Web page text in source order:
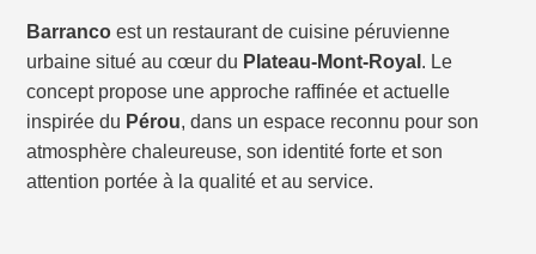
Barranco est un restaurant de cuisine péruvienne
urbaine situé au cœur du Plateau-Mont-Royal . Le
concept propose une approche raffinée et actuelle
inspirée du Pérou, dans un espace reconnu pour son
atmosphère chaleureuse, son identité forte et son
attention portée à la qualité et au service.